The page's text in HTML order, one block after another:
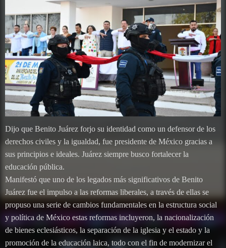
Dijo que Benito Juárez forjo su identidad como un defensor de los
derechos civiles y la igualdad, fue presidente de México gracias a
sus principios e ideales. Juárez siempre busco fortalecer la
educación pública.
Manifestó que uno de los legados más significativos de Benito
Juárez fue el impulso a las reformas liberales, a través de ellas se
propuso una serie de cambios fundamentales en la estructura social
y política de México estas reformas incluyeron, la nacionalización
de bienes eclesiásticos, la separación de la iglesia y el estado y la
promoción de la educación laica, todo con el fin de modernizar el